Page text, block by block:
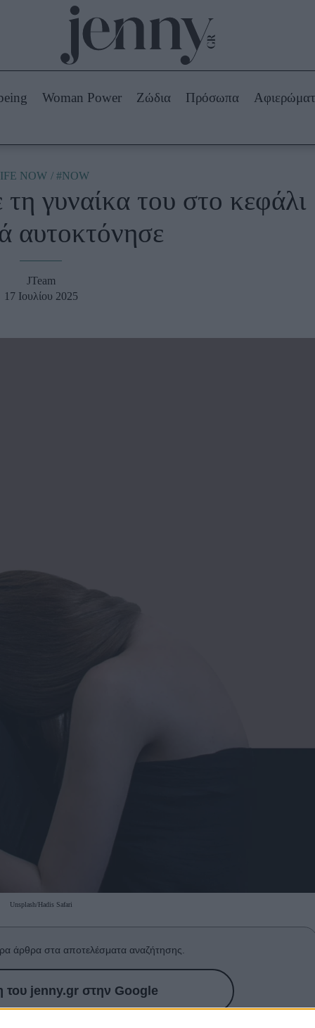
Beauty -
Ομορφιά
Skincare
Μακιγιάζ
Ζώδια
Woman Power Ζώδια Πρόσωπα
NOW #NOW
γυναίκα του στο κεφάλι
αυτοκτόνησε
JTeam
17 Ιουλίου 2025
Unsplash/Hadis Safari
άρθρα στα αποτελέσματα αναζήτησης.
του jenny.gr στην Google